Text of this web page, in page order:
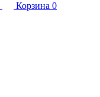
Корзина 0